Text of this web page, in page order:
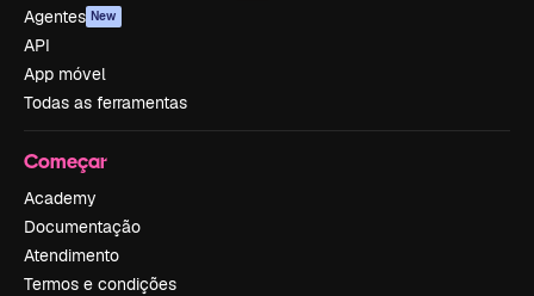
Agentes New
API
App móvel
Todas as ferramentas
Começar
Academy
Documentação
Atendimento
Termos e condições